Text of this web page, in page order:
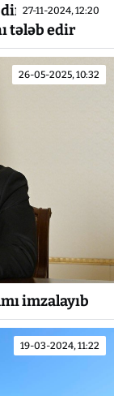
27-11-2024, 12:20
direktorundan
tələb edir
26-05-2025, 10:32
imzalayıb
19-03-2024, 11:22